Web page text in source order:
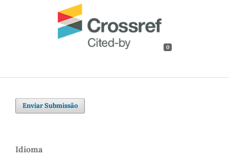
0
Enviar Submissão
Idioma